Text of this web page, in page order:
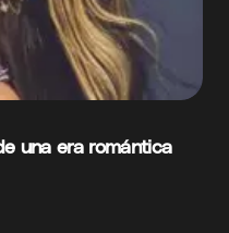
una era romántica